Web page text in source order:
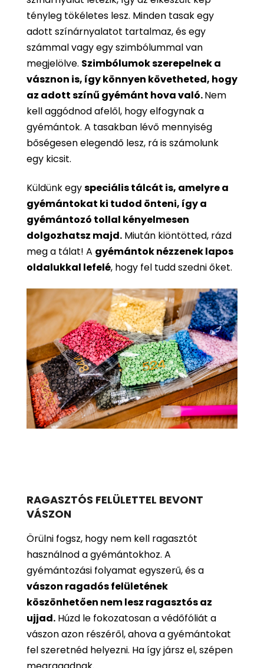
tényleg tökéletes lesz. Minden tasak egy
adott színárnyalatot tartalmaz, és egy
számmal vagy egy szimbólummal van
megjelölve. Szimbólumok szerepelnek a
vásznon is, így könnyen követheted, hogy
az adott színű gyémánt hova való.Nem
kell aggódnod afelől, hogy elfogynak a
gyémántok. A tasakban lévő mennyiség
bőségesen elegendő lesz, rá is számolunk
egy kicsit.
Küldünk egyspeciális tálcát is, amelyre a
gyémántokat ki tudod önteni, így a
gyémántozó tollal kényelmesen
dolgozhatsz majd. Miután kiöntötted, rázd
meg a tálat! A gyémántok nézzenek lapos
oldalukkal lefelé, hogy fel tudd szedni őket.
RAGASZTÓS FELÜLETTEL BEVONT
VÁSZON
Örülni fogsz, hogy nem kell ragasztót
használnod a gyémántokhoz. A
gyémántozási folyamat egyszerű, és a
vászon ragadós felületének
köszönhetően nem lesz ragasztós az
ujjad. Húzd le fokozatosan a védőfóliát a
vászon azon részéről, ahova a gyémántokat
fel szeretnéd helyezni. Ha így jársz el, szépen